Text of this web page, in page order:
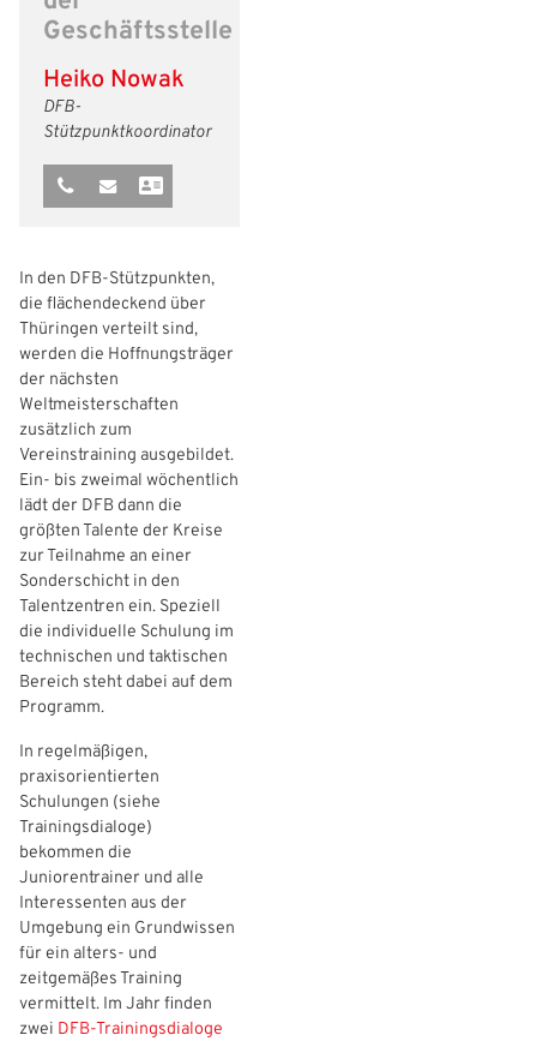
Geschäftsstelle
Heiko Nowak
DFB-
Stützpunktkoordinator
In den DFB-Stützpunkten,
die flächendeckend über
Thüringen verteilt sind,
werden die Hoffnungsträger
der nächsten
Weltmeisterschaften
zusätzlich zum
Vereinstraining ausgebildet.
Ein- bis zweimal wöchentlich
lädt der DFB dann die
größten Talente der Kreise
zur Teilnahme an einer
Sonderschicht in den
Talentzentren ein. Speziell
die individuelle Schulung im
technischen und taktischen
Bereich steht dabei auf dem
Programm.
In regelmäßigen,
praxisorientierten
Schulungen (siehe
Trainingsdialoge)
bekommen die
Juniorentrainer und alle
Interessenten aus der
Umgebung ein Grundwissen
für ein alters- und
zeitgemäßes Training
vermittelt. Im Jahr finden
zwei DFB-Trainingsdialoge
Freizeit- und Breitensport
Futsal
Kinder- und Jugendschutz
#siekickt
Tage des Mädchenfußballs
Datenschutz
Länderspiele
Impressum